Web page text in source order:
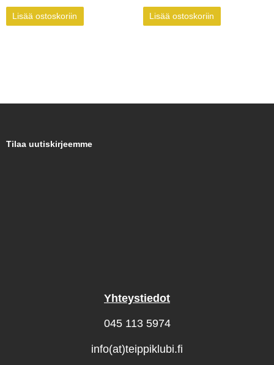
Lisää ostoskoriin Lisää ostoskoriin
Tilaa uutiskirjeemme
Yhteystiedot
045 113 5974
info(at)teippiklubi.fi